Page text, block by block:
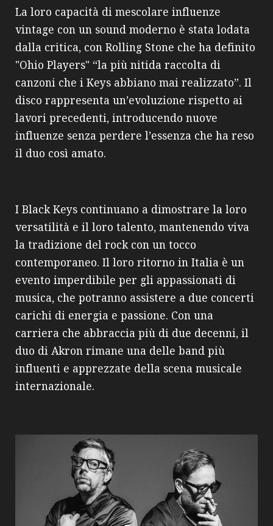
La loro capacità di mescolare influenze
vintage con un sound moderno è stata lodata
dalla critica, con Rolling Stone che ha definito
"Ohio Players" “la più nitida raccolta di
canzoni che i Keys abbiano mai realizzato”. Il
disco rappresenta un’evoluzione rispetto ai
lavori precedenti, introducendo nuove
influenze senza perdere l’essenza che ha reso
il duo così amato.
I Black Keys continuano a dimostrare la loro
versatilità e il loro talento, mantenendo viva
la tradizione del rock con un tocco
contemporaneo. Il loro ritorno in Italia è un
evento imperdibile per gli appassionati di
musica, che potranno assistere a due concerti
carichi di energia e passione. Con una
carriera che abbraccia più di due decenni, il
duo di Akron rimane una delle band più
influenti e apprezzate della scena musicale
internazionale.